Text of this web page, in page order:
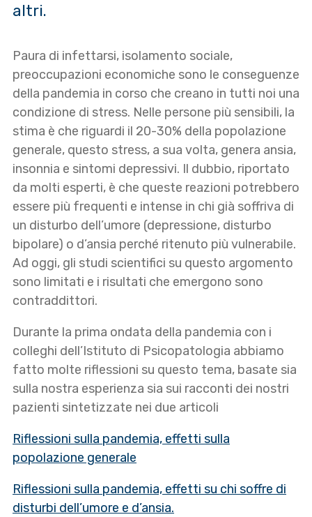
altri.
Paura di infettarsi, isolamento sociale,
preoccupazioni economiche sono le conseguenze
della pandemia in corso che creano in tutti noi una
condizione di stress. Nelle persone più sensibili, la
stima è che riguardi il 20-30% della popolazione
generale, questo stress, a sua volta, genera ansia,
insonnia e sintomi depressivi. Il dubbio, riportato
da molti esperti, è che queste reazioni potrebbero
essere più frequenti e intense in chi già soffriva di
un disturbo dell’umore (depressione, disturbo
bipolare) o d’ansia perché ritenuto più vulnerabile.
Ad oggi, gli studi scientifici su questo argomento
sono limitati e i risultati che emergono sono
contraddittori.
Durante la prima ondata della pandemia con i
colleghi dell’Istituto di Psicopatologia abbiamo
fatto molte riflessioni su questo tema, basate sia
sulla nostra esperienza sia sui racconti dei nostri
pazienti sintetizzate nei due articoli
Riflessioni sulla pandemia, effetti sulla
popolazione generale
Riflessioni sulla pandemia, effetti su chi soffre di
disturbi dell’umore e d’ansia.